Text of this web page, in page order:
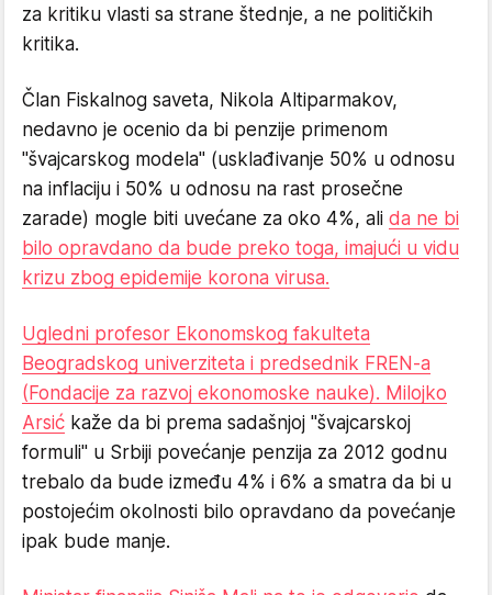
za kritiku vlasti sa strane štednje, a ne političkih
kritika.
Član Fiskalnog saveta, Nikola Altiparmakov,
nedavno je ocenio da bi penzije primenom
"švajcarskog modela" (usklađivanje 50% u odnosu
na inflaciju i 50% u odnosu na rast prosečne
zarade) mogle biti uvećane za oko 4%, ali da ne bi
bilo opravdano da bude preko toga, imajući u vidu
krizu zbog epidemije korona virusa.
Ugledni profesor Ekonomskog fakulteta
Beogradskog univerziteta i predsednik FREN-a
(Fondacije za razvoj ekonomoske nauke). Milojko
Arsić kaže da bi prema sadašnjoj "švajcarskoj
formuli" u Srbiji povećanje penzija za 2012 godnu
trebalo da bude između 4% i 6% a smatra da bi u
postojećim okolnosti bilo opravdano da povećanje
ipak bude manje.